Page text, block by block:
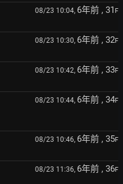
08/23 10:04, 6年前 , 31 F
08/23 10:30, 6年前 , 32F
08/23 10:42, 6年前 , 33F
08/23 10:44, 6年前 , 34F
08/23 10:46, 6年前 , 35F
08/23 11:36, 6年前 , 36F